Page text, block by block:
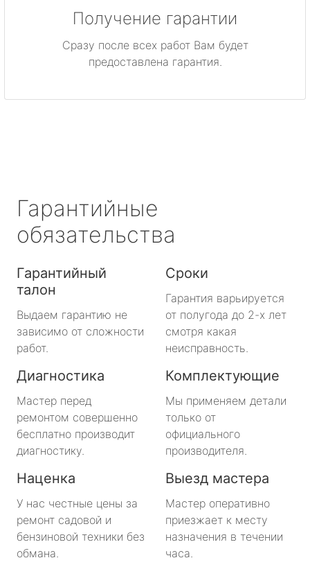
Получение гарантии
Сразу после всех работ Вам будет
предоставлена гарантия.
Гарантийные
обязательства
Гарантийный
талон
Выдаем гарантию не
зависимо от сложности
работ.
Сроки
Гарантия варьируется
от полугода до 2-х лет
смотря какая
неисправность.
Диагностика
Мастер перед
ремонтом совершенно
бесплатно производит
диагностику.
Комплектующие
Мы применяем детали
только от
официального
производителя.
Наценка
У нас честные цены за
ремонт садовой и
бензиновой техники без
обмана.
Выезд мастера
Мастер оперативно
приезжает к месту
назначения в течении
часа.